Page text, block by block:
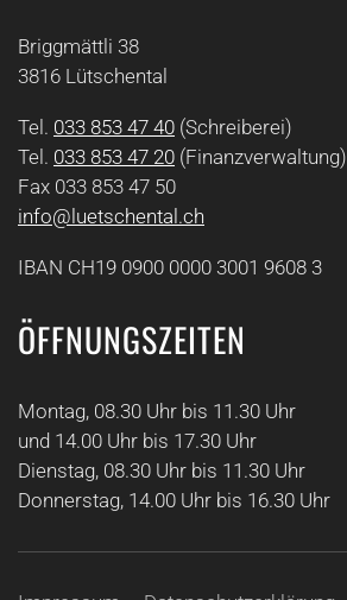
Briggmättli 38
3816 Lütschental
Tel. 033 853 47 40 (Schreiberei)
Tel. 033 853 47 20 (Finanzverwaltung)
Fax 033 853 47 50
info@luetschental.ch
IBAN CH19 0900 0000 3001 9608 3
ÖFFNUNGSZEITEN
Montag, 08.30 Uhr bis 11.30 Uhr
und 14.00 Uhr bis 17.30 Uhr
Dienstag, 08.30 Uhr bis 11.30 Uhr
Donnerstag, 14.00 Uhr bis 16.30 Uhr